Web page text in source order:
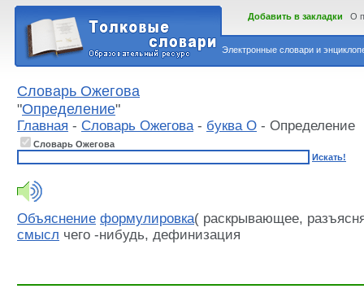
Электронные словари и
Добавить в закладки О
Словарь Ожегова
"Определение"
Главная - Словарь Ожегова- буква О - Определение
Словарь Ожегова
Искать!
Объяснение формулировка( раскрывающее,
смысл чего -нибудь, дефинизация